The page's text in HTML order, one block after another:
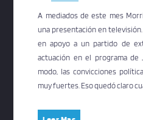
A mediados de este mes
una presentación en
en apoyo a un partido de
actuación en el programa de
modo, las convicciones
muy fuertes. Eso quedó claro